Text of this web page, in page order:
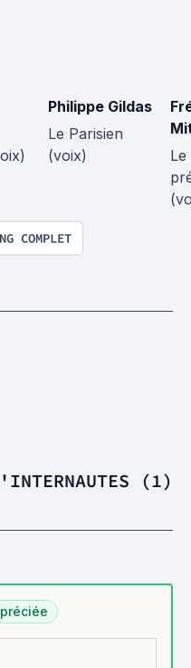
Philippe Gildas
Le Parisien
(voix)
Le
COMPLET
(1)